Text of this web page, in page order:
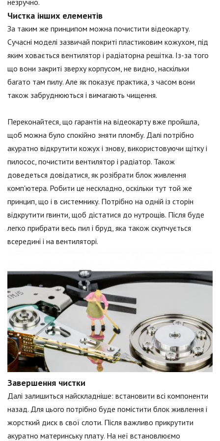
незручно.
Чистка інших елементів
За таким же принципом можна почистити відеокарту.
Сучасні моделі зазвичай покриті пластиковим кожухом, під
яким ховається вентилятор і радіаторна решітка. Із-за того
що вони закриті зверху корпусом, не видно, наскільки
багато там пилу. Але як показує практика, з часом вони
також забруднюються і вимагають чищення.
Переконайтеся, що гарантія на відеокарту вже пройшла,
щоб можна було спокійно зняти пломбу. Далі потрібно
акуратно відкрутити кожух і знову, використовуючи щітку і
пилосос, почистити вентилятор і радіатор. Також
доведеться довідатися, як розібрати блок живлення
комп'ютера. Робити це нескладно, оскільки тут той же
принцип, що і в системнику. Потрібно на одній із сторін
відкрутити гвинти, щоб дістатися до нутрощів. Після буде
легко прибрати весь пил і бруд, яка також скупчується
всередині і на вентиляторі.
Завершення чистки
Далі залишиться найскладніше: встановити всі компоненти
назад. Для цього потрібно буде помістити блок живлення і
жорсткий диск в свої слоти. Після важливо прикрутити
акуратно материнську плату. На неї встановлюємо